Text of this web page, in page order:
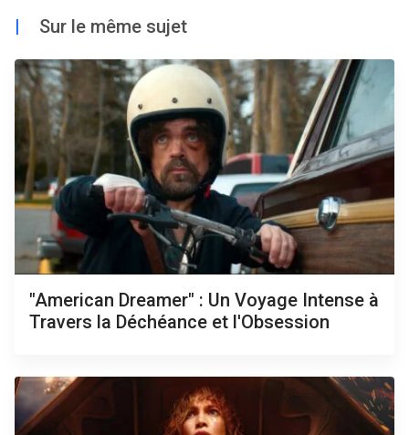
| Sur le même sujet
"American Dreamer" : Un Voyage Intense à
Travers la Déchéance et l'Obsession